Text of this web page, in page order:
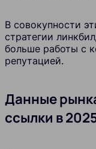
В совокупности
стратегии
больше работы с
репутацией.
Данные
ссылки в